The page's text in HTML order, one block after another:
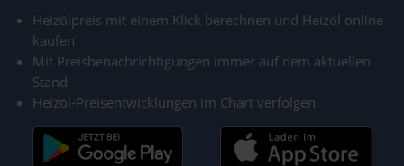
Heizölpreis mit einem Klick berechnen und Heizöl online
kaufen
Mit Preisbenachrichtigungen immer auf dem aktuellen
Stand
Heizöl-Preisentwicklungen im Chart verfolgen